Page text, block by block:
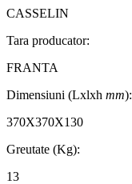
CASSELIN
Tara producator:
FRANTA
Dimensiuni (Lxlxh mm):
370X370X130
Greutate (Kg):
13